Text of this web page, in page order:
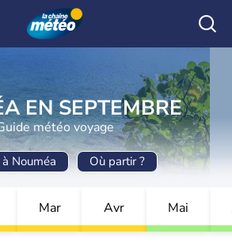
EN SEPTEMBRE
météo voyage
Nouméa Où partir ?
Mar Avr Mai